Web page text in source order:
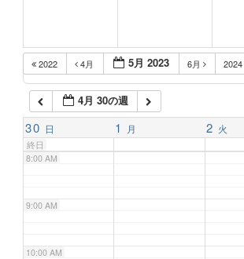
2022 4月 5月 2023 6月 2024
4月 30の週
30 日 1 月 2 火
終日
6:00 AM
7:00 AM
8:00 AM
9:00 AM
10:00 AM